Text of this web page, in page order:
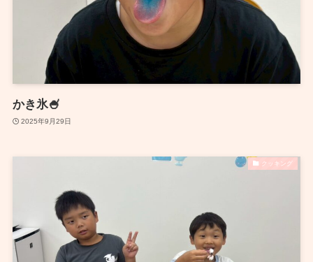
かき氷🍧
2025年9月29日
クッキング